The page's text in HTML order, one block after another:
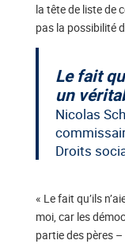
la tête de liste de
pas la possibilité
Le fait
un
Nicolas
Droits
« Le fait qu’ils
moi, car les
partie des pères –